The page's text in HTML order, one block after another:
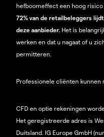
hefboomeffect een hoog
72% van de retailbeleggers
deze aanbieder. Het is
werken en dat u nagaat of u
permitteren.
Professionele cliënten kunnen
CFD en optie rekeningen
Het geregistreerde adres is
Duitsland. IG Europe GmbH